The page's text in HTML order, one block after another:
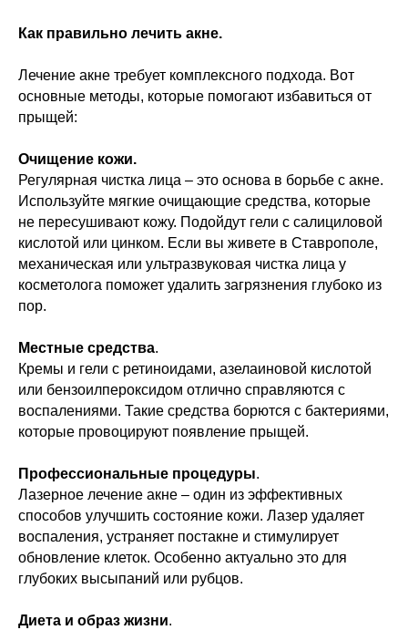
Как правильно лечить акне.
Лечение акне требует комплексного подхода. Вот
основные методы, которые помогают избавиться от
прыщей:
Очищение кожи.
Регулярная чистка лица – это основа в борьбе с акне.
Используйте мягкие очищающие средства, которые
не пересушивают кожу. Подойдут гели с салициловой
кислотой или цинком. Если вы живете в Ставрополе,
механическая или ультразвуковая чистка лица у
косметолога поможет удалить загрязнения глубоко из
пор.
Местные средства.
Кремы и гели с ретиноидами, азелаиновой кислотой
или бензоилпероксидом отлично справляются с
воспалениями. Такие средства борются с бактериями,
которые провоцируют появление прыщей.
Профессиональные процедуры.
Лазерное лечение акне – один из эффективных
способов улучшить состояние кожи. Лазер удаляет
воспаления, устраняет постакне и стимулирует
обновление клеток. Особенно актуально это для
глубоких высыпаний или рубцов.
Диета и образ жизни.